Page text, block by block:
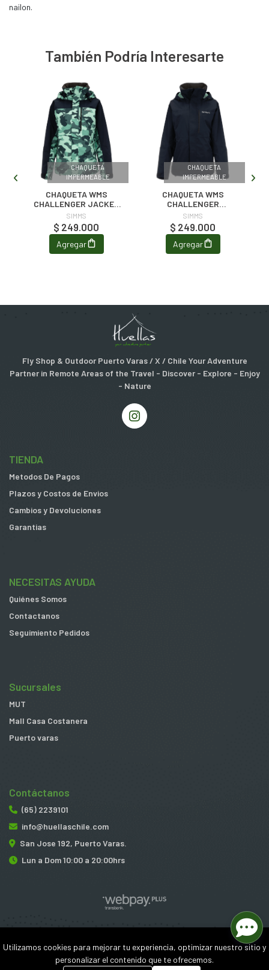
nailon.
También Podría Interesarte
CHAQUETA
IMPERMEABLE
CHAQUETA WMS
CHALLENGER JACKET
WOODLAND CAMO
AVALON
SIMMS
$ 249.000
Agregar
CHAQUETA
IMPERMEABLE
CHAQUETA WMS
CHALLENGER
JACKET ADMIRAL BLUE
SIMMS
$ 249.000
Agregar
Fly Shop & Outdoor Puerto Varas / X / Chile Your Adventure
Partner in Remote Areas of the Travel - Discover - Explore - Enjoy
- Nature
TIENDA
Metodos De Pagos
Plazos y Costos de Envios
Cambios y Devoluciones
Garantias
NECESITAS AYUDA
Quiénes Somos
Contactanos
Seguimiento Pedidos
Sucursales
MUT
Mall Casa Costanera
Puerto varas
Contáctanos
(65) 2239101
info@huellaschile.com
San Jose 192, Puerto Varas.
Lun a Dom 10:00 a 20:00hrs
¿Te gusta mi tienda? Yo vendo conBsale
Utilizamos cookies para mejorar tu experiencia, optimizar nuestro sitio y
personalizar el contenido que te ofrecemos.